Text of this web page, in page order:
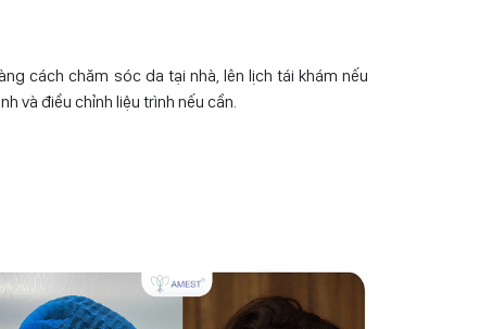
cách chăm sóc da tại nhà, lên lịch tái khám nếu
và điều chỉnh liệu trình nếu cần.